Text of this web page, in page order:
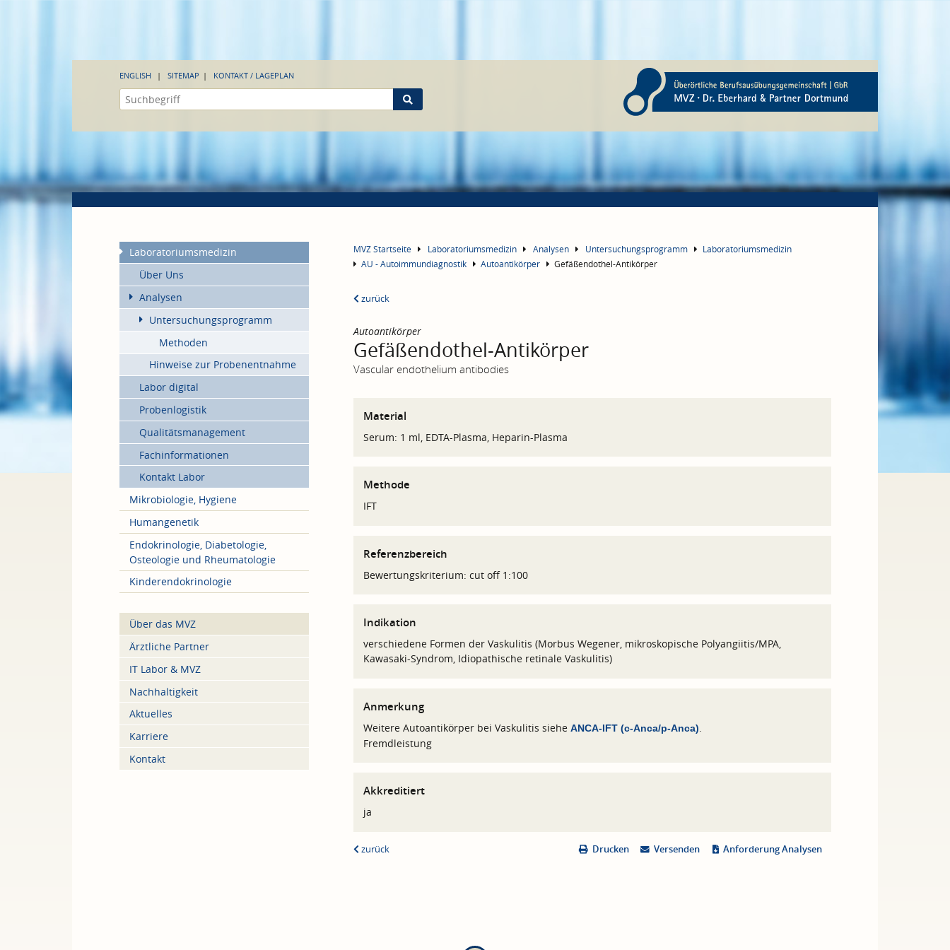
ENGLISH SITEMAP KONTAKT / LAGEPLAN
Laboratoriumsmedizin
Über Uns
Analysen
Untersuchungsprogramm
Methoden
Hinweise zur Probenentnahme
Labor digital
Probenlogistik
Qualitätsmanagement
Fachinformationen
Kontakt Labor
Mikrobiologie, Hygiene
Humangenetik
Endokrinologie, Diabetologie,
Osteologie und Rheumatologie
Kinderendokrinologie
Über das MVZ
Ärztliche Partner
IT Labor & MVZ
Nachhaltigkeit
Aktuelles
Karriere
Kontakt
MVZ Startseite Laboratoriumsmedizin Analysen Untersuchungsprogramm
Laboratoriumsmedizin
AU - Autoimmundiagnostik
Autoantikörper Gefäßendothel-Antikörper
zurück
Autoantikörper
Gefäßendothel-Antikörper
Vascular endothelium antibodies
Material
Serum: 1 ml, EDTA-Plasma, Heparin-Plasma
Methode
IFT
Referenzbereich
Bewertungskriterium: cut off 1:100
Indikation
verschiedene Formen der Vaskulitis (Morbus Wegener, mikroskopische Polyangiitis/MPA,
Kawasaki-Syndrom, Idiopathische retinale Vaskulitis)
Anmerkung
Weitere Autoantikörper bei Vaskulitis siehe ANCA-IFT (c-Anca/p-Anca)
Fremdleistung
Akkreditiert
ja
Drucken Versenden Anforderung Analysen
zurück